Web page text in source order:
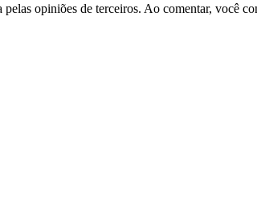
opiniões de terceiros. Ao comentar, você